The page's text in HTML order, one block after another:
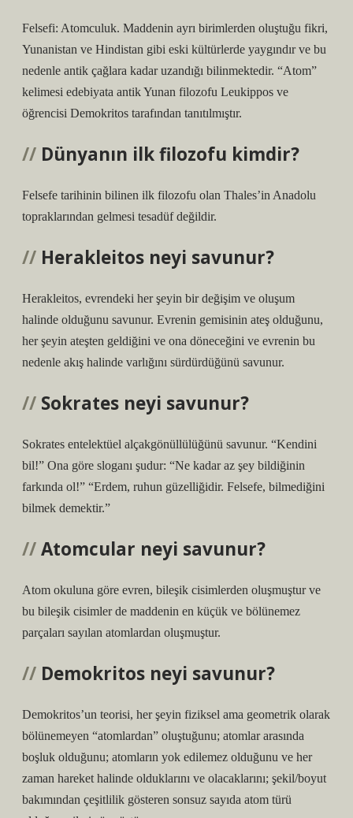
Felsefi: Atomculuk. Maddenin ayrı birimlerden oluştuğu fikri,
Yunanistan ve Hindistan gibi eski kültürlerde yaygındır ve bu
nedenle antik çağlara kadar uzandığı bilinmektedir. “Atom”
kelimesi edebiyata antik Yunan filozofu Leukippos ve
öğrencisi Demokritos tarafından tanıtılmıştır.
Dünyanın ilk filozofu kimdir?
Felsefe tarihinin bilinen ilk filozofu olan Thales’in Anadolu
topraklarından gelmesi tesadüf değildir.
Herakleitos neyi savunur?
Herakleitos, evrendeki her şeyin bir değişim ve oluşum
halinde olduğunu savunur. Evrenin gemisinin ateş olduğunu,
her şeyin ateşten geldiğini ve ona döneceğini ve evrenin bu
nedenle akış halinde varlığını sürdürdüğünü savunur.
Sokrates neyi savunur?
Sokrates entelektüel alçakgönüllülüğünü savunur. “Kendini
bil!” Ona göre sloganı şudur: “Ne kadar az şey bildiğinin
farkında ol!” “Erdem, ruhun güzelliğidir. Felsefe, bilmediğini
bilmek demektir.”
Atomcular neyi savunur?
Atom okuluna göre evren, bileşik cisimlerden oluşmuştur ve
bu bileşik cisimler de maddenin en küçük ve bölünemez
parçaları sayılan atomlardan oluşmuştur.
Demokritos neyi savunur?
Demokritos’un teorisi, her şeyin fiziksel ama geometrik olarak
bölünemeyen “atomlardan” oluştuğunu; atomlar arasında
boşluk olduğunu; atomların yok edilemez olduğunu ve her
zaman hareket halinde olduklarını ve olacaklarını; şekil/boyut
bakımından çeşitlilik gösteren sonsuz sayıda atom türü